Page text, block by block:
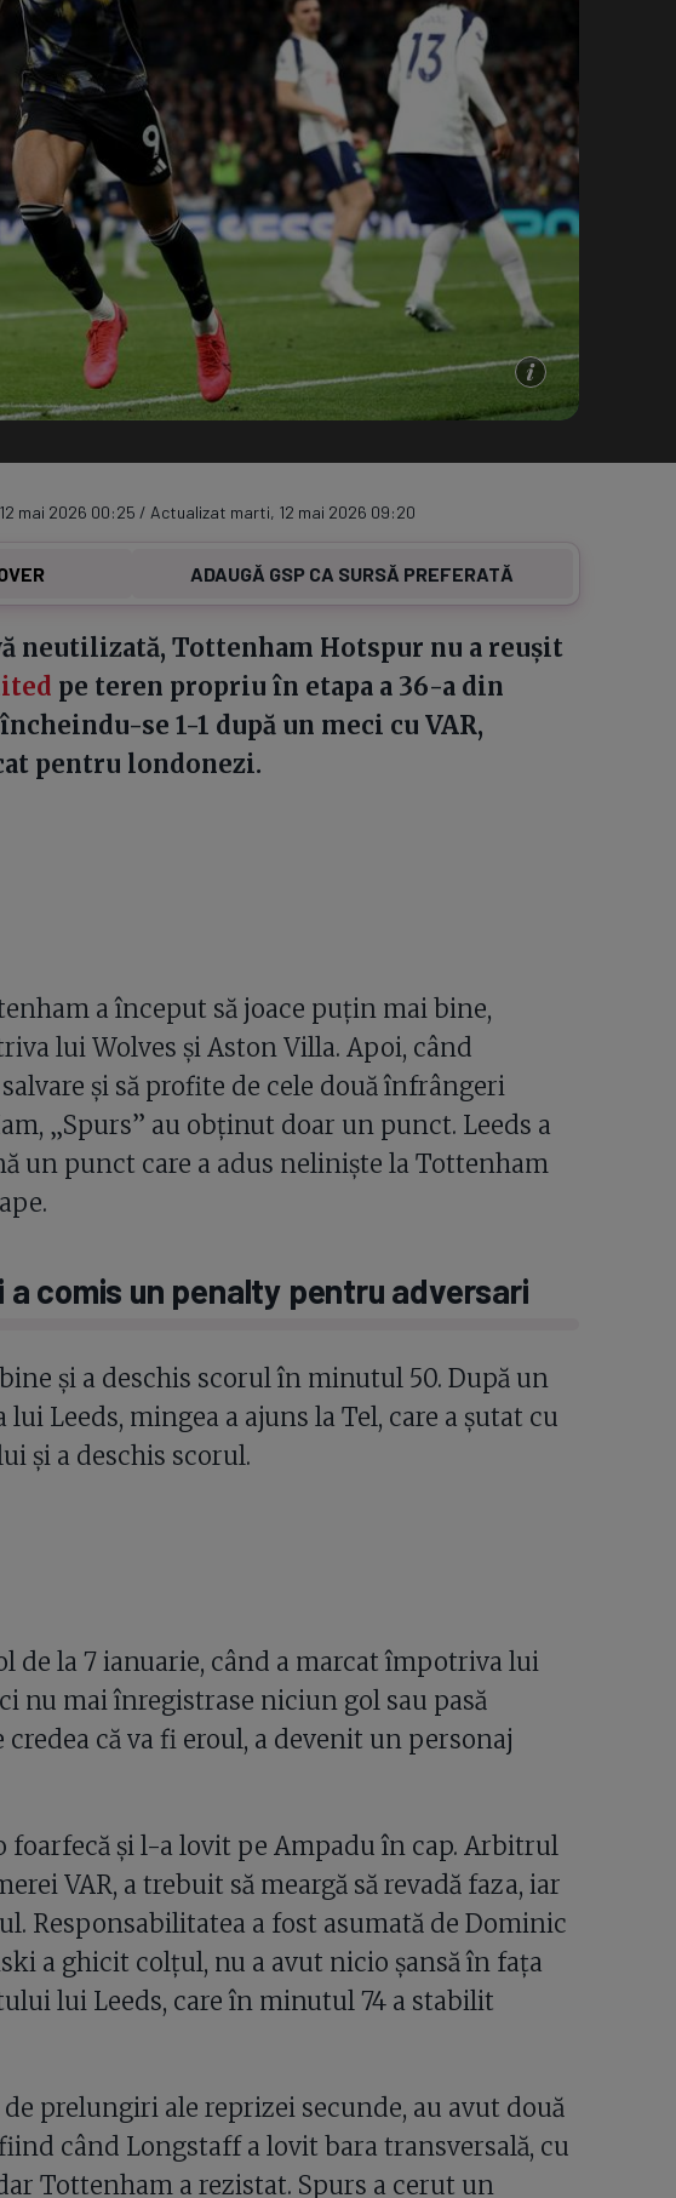
Serie A
Clasament
mai 2026 00:25 / Actualizat marti, 12 mai 2026 09:20
ADAUGĂ GSP CA SURSĂ PREFERATĂ
neutilizată, Tottenham Hotspur nu a reușit
pe teren propriu în etapa a 36-a din
se 1-1 după un meci cu VAR,
pentru londonezi.
a început să joace puțin mai bine,
lui Wolves și Aston Villa. Apoi, când
și să profite de cele două înfrângeri
„Spurs” au obținut doar un punct. Leeds a
un punct care a adus neliniște la Tottenham
a comis un penalty pentru adversari
și a deschis scorul în minutul 50. După un
Leeds, mingea a ajuns la Tel, care a șutat cu
și a deschis scorul.
de la 7 ianuarie, când a marcat împotriva lui
nu mai înregistrase niciun gol sau pasă
credea că va fi eroul, a devenit un personaj
foarfecă și l-a lovit pe Ampadu în cap. Arbitrul
VAR, a trebuit să meargă să revadă faza, iar
Responsabilitatea a fost asumată de Dominic
a ghicit colțul, nu a avut nicio șansă în fața
lui Leeds, care în minutul 74 a stabilit
prelungiri ale reprizei secunde, au avut două
când Longstaff a lovit bara transversală, cu
Tottenham a rezistat. Spurs a cerut un